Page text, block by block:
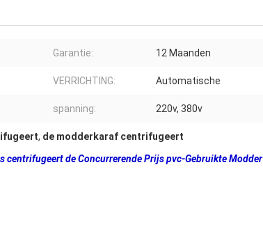
Garantie: 12 Maanden
VERRICHTING: Automatische
spanning: 220v, 380v
, de modderkaraf centrifugeert
centrifugeert de Concurrerende Prijs pvc-Gebruikte Modder